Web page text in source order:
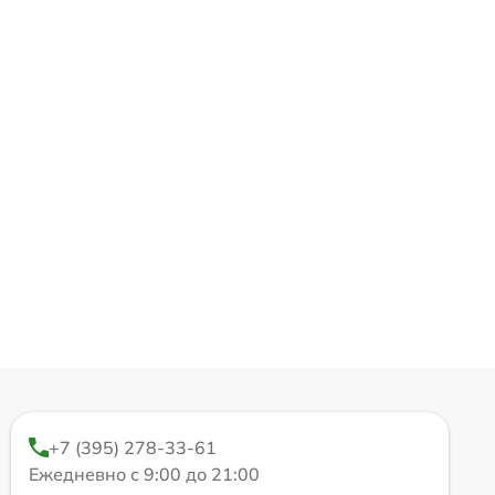
+7 (395) 278-33-61
Ежедневно с 9:00 до 21:00